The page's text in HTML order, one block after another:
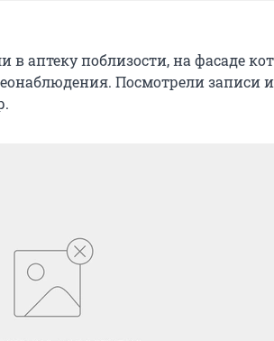
аптеку поблизости, на фасаде
Посмотрели записи и